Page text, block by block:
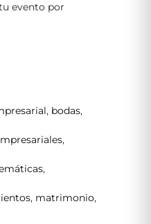
evento por
, bodas,
,
,
, matrimonio,